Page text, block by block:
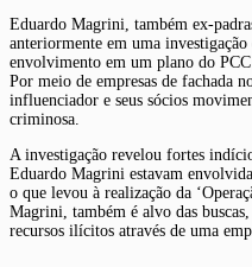
Eduardo Magrini, também ex-
anteriormente em uma
envolvimento em um plano do
Por meio de empresas de fachada
influenciador e seus sócios
criminosa.
A investigação revelou fortes
Eduardo Magrini estavam
o que levou à realização da
Magrini, também é alvo das
recursos ilícitos através de uma